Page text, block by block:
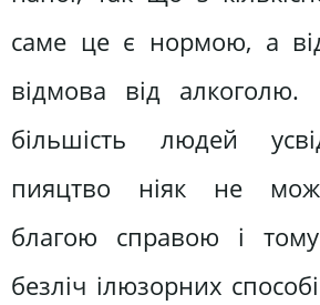
саме це є нормою, а
відмова від
більшість людей
пияцтво ніяк не
благою справою і
безліч ілюзорних